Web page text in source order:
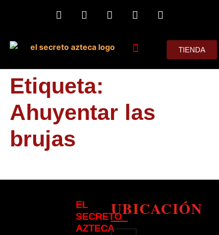
TIENDA
Etiqueta:
Ahuyentar las
brujas
EL
SECRETO
AZTECA
UBICACIÓN